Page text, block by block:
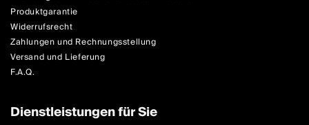
Produktgarantie
Widerrufsrecht
Zahlungen und Rechnungsstellung
Versand und Lieferung
F.A.Q.
Dienstleistungen für Sie